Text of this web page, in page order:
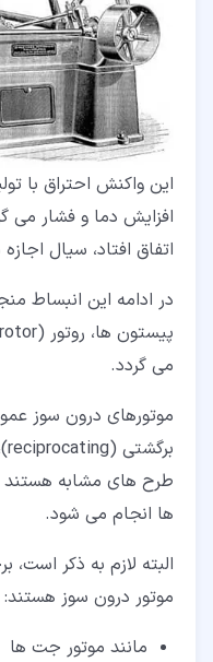
این واکنش احتراق با
افزایش دما و فشار می
اتفاق افتاد، سیال
در ادامه این انبساط
می گردد.
موتورهای درون سوز
طرح های مشابه هستند
ها انجام می شود.
البته لازم به ذکر است،
موتور درون سوز هستند:
مانند موتور جت ها